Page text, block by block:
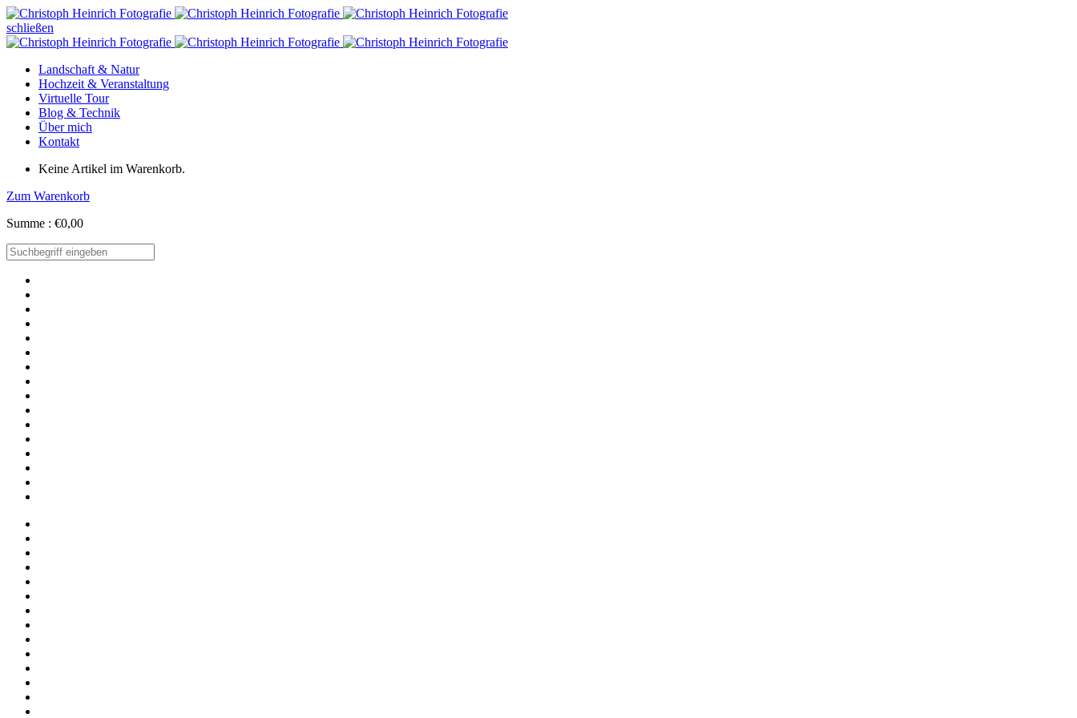
schließen
Landschaft & Natur
Hochzeit & Veranstaltung
Virtuelle Tour
Blog & Technik
Über mich
Kontakt
Keine Artikel im Warenkorb.
Zum Warenkorb
Summe : €0,00